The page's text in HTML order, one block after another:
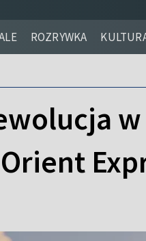
ROZRYWKA